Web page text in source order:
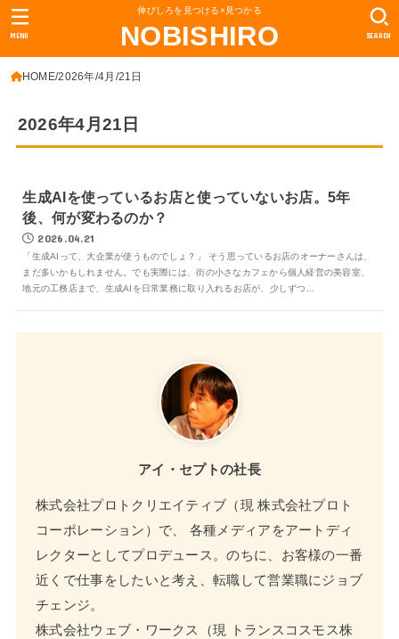
伸びしろを見つける×見つかる
NOBISHIRO SEARCH
MENU
HOME 2026年 4月 21日
2026年4月21日
生成AIを使っているお店と使っていないお店。5年
後、何が変わるのか？
2026.04.21
「生成AIって、大企業が使うものでしょ？」 そう思っているお店のオーナーさんは、
まだ多いかもしれません。でも実際には、街の小さなカフェから個人経営の美容室、
地元の工務店まで、生成AIを日常業務に取り入れるお店が、少しずつ...
アイ・セプトの社長
株式会社プロトクリエイティブ（現 株式会社プロト
コーポレーション）で、 各種メディアをアートディ
レクターとしてプロデュース。のちに、お客様の一番
近くで仕事をしたいと考え、転職して営業職にジョブ
チェンジ。
株式会社ウェブ・ワークス（現 トランスコスモス株